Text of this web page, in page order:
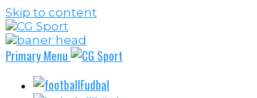
Skip to content
Primary Menu
Fudbal